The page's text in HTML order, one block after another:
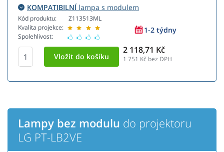
KOMPATIBILNÍlampa s modulem
Kód produktu:
Kvalita projekce:
Spolehlivost:
Z113513ML
1-2 týdny
2 118,71 Kč
1 751 Kč bez DPH
Lampy bez modulu do projektoru
LG PT-LB2VE